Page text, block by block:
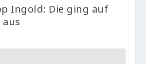
Ingold: Die ging auf